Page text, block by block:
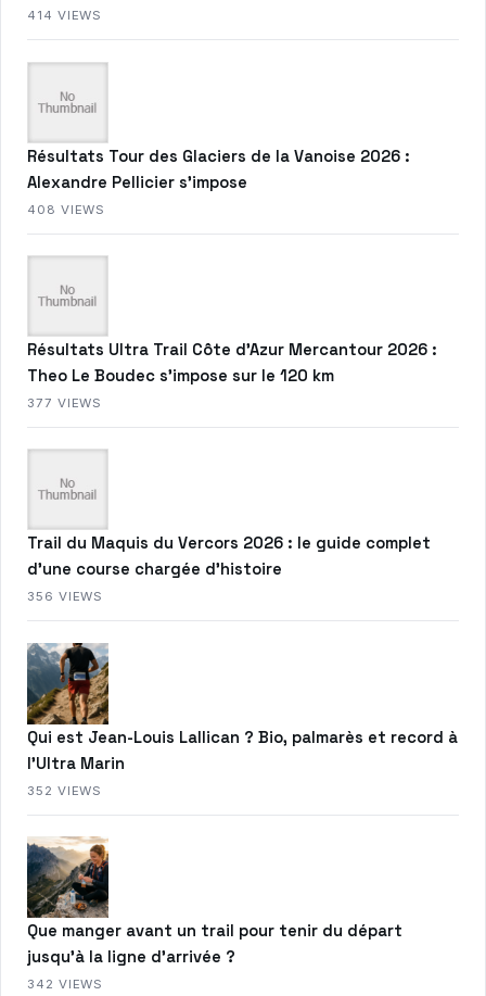
414 VIEWS
Résultats Tour des Glaciers de la Vanoise 2026 :
Alexandre Pellicier s’impose
408 VIEWS
Résultats Ultra Trail Côte d’Azur Mercantour 2026 :
Theo Le Boudec s’impose sur le 120 km
377 VIEWS
Trail du Maquis du Vercors 2026 : le guide complet
d’une course chargée d’histoire
356 VIEWS
Qui est Jean-Louis Lallican ? Bio, palmarès et record à
l’Ultra Marin
352 VIEWS
Que manger avant un trail pour tenir du départ
jusqu’à la ligne d’arrivée ?
342 VIEWS